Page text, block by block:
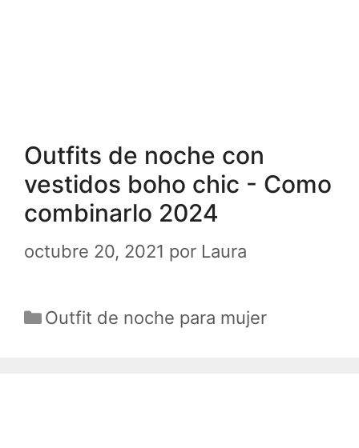
Outfits de noche con
vestidos boho chic - Como
combinarlo 2024
octubre 20, 2021 por Laura
Categorías
Outfit de noche para mujer